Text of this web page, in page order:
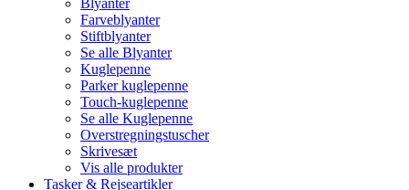
Blyanter
Farveblyanter
Stiftblyanter
Se alle Blyanter
Kuglepenne
Parker kuglepenne
Touch-kuglepenne
Se alle Kuglepenne
Overstregningstuscher
Skrivesæt
Vis alle produkter
Tasker & Rejseartikler